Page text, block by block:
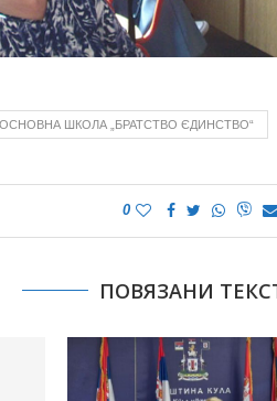
ОСНОВНА ШКОЛА „БРАТСТВО ЄДИНСТВО“
0
ПОВЯЗАНИ